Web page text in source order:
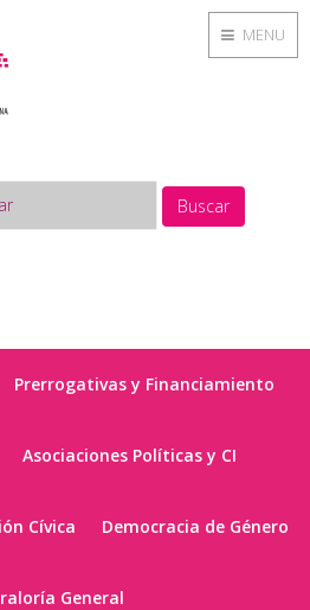
Buscar
Prerrogativas y Financiamiento
Asociaciones Políticas y CI
Cívica Democracia de Género
General
MENU